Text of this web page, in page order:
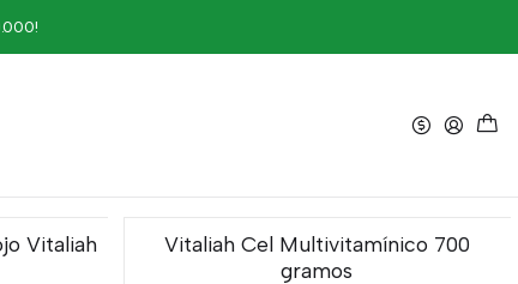
Filtros
Vitaliah
Vitaliah Cel Multivitamínico 700
gramos